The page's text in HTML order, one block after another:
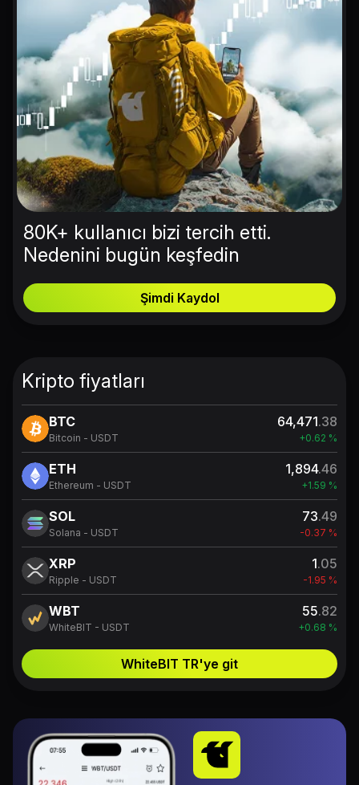
80K+ kullanıcı bizi tercih etti.
Nedenini bugün keşfedin
Şimdi Kaydol
Kripto fiyatları
BTC
Bitcoin - USDT
64,471.38
+0.62 %
ETH
Ethereum - USDT
1,894.46
+1.59 %
SOL
Solana - USDT
73.49
-0.37 %
XRP
Ripple - USDT
1.05
-1.95 %
WBT
WhiteBIT - USDT
55.82
+0.68 %
WhiteBIT TR'ye git